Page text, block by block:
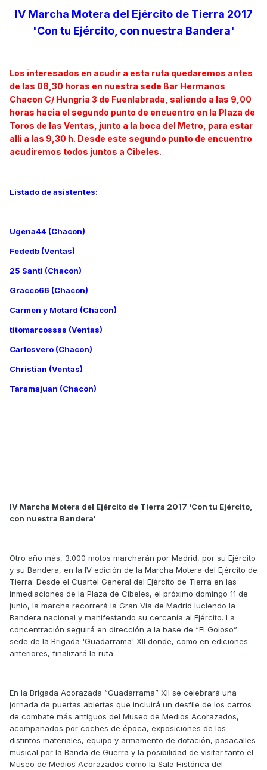
IV Marcha Motera del Ejército de Tierra 2017
'Con tu Ejército, con nuestra Bandera'
Los interesados en acudir a esta ruta quedaremos antes
de las 08,30 horas en nuestra sede Bar Hermanos
Chacon C/ Hungria 3 de Fuenlabrada, saliendo a las 9,00
horas hacia el segundo punto de encuentro en la Plaza de
Toros de las Ventas, junto a la boca del Metro, para estar
alli a las 9,30 h. Desde este segundo punto de encuentro
acudiremos todos juntos a Cibeles.
Listado de asistentes:
Ugena44 (Chacon)
Fededb (Ventas)
25 Santi (Chacon)
Gracco66 (Chacon)
Carmen y Motard (Chacon)
titomarcossss (Ventas)
Carlosvero (Chacon)
Christian (Ventas)
Taramajuan (Chacon)
IV Marcha Motera del Ejército de Tierra 2017 'Con tu Ejército,
con nuestra Bandera'
Otro año más, 3.000 motos marcharán por Madrid, por su Ejército
y su Bandera, en la IV edición de la Marcha Motera del Ejército de
Tierra. Desde el Cuartel General del Ejército de Tierra en las
inmediaciones de la Plaza de Cibeles, el próximo domingo 11 de
junio, la marcha recorrerá la Gran Vía de Madrid luciendo la
Bandera nacional y manifestando su cercanía al Ejército. La
concentración seguirá en dirección a la base de “El Goloso”
sede de la Brigada 'Guadarrama' XII donde, como en ediciones
anteriores, finalizará la ruta.
En la Brigada Acorazada “Guadarrama” XII se celebrará una
jornada de puertas abiertas que incluirá un desfile de los carros
de combate más antiguos del Museo de Medios Acorazados,
acompañados por coches de época, exposiciones de los
distintos materiales, equipo y armamento de dotación, pasacalles
musical por la Banda de Guerra y la posibilidad de visitar tanto el
Museo de Medios Acorazados como la Sala Histórica del